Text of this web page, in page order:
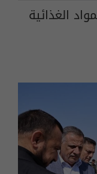
الغذائية